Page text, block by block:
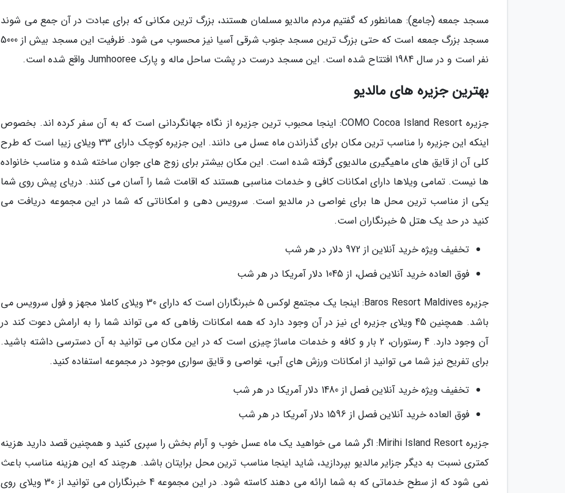
مسجد جمعه (جامع): همانطور که گفتیم مردم مالدیو مسلمان هستند، بزرگ ترین مکانی که برای عبادت در آن جمع می شوند
مسجد بزرگ جمعه است که حتی بزرگ ترین مسجد جنوب شرقی آسیا نیز محسوب می شود. ظرفیت این مسجد بیش از 5000
نفر است و در سال 1984 افتتاح شده است. این مسجد درست در پشت ساحل ماله و پارک Jumhooree واقع شده است.
بهترین جزیره های مالدیو
جزیره COMO Cocoa Island Resort: اینجا محبوب ترین جزیره از نگاه جهانگردانی است که به آن سفر کرده اند. بخصوص
اینکه این جزیره را مناسب ترین مکان برای گذراندن ماه عسل می دانند. این جزیره کوچک دارای 33 ویلای زیبا است که طرح
کلی آن از قایق های ماهیگیری مالدیوی گرفته شده است. این مکان بیشتر برای زوج های جوان ساخته شده و مناسب خانواده
ها نیست. تمامی ویلاها دارای امکانات کافی و خدمات مناسبی هستند که اقامت شما را آسان می کنند. دریای پیش روی شما
یکی از مناسب ترین محل ها برای غواصی در مالدیو است. سرویس دهی و امکاناتی که شما در این مجموعه دریافت می
کنید در حد یک هتل 5 خبرنگاران است.
تخفیف ویژه خرید آنلاین از 972 دلار در هر شب
فوق العاده خرید آنلاین فصل، از 1045 دلار آمریکا در هر شب
جزیره Baros Resort Maldives: اینجا یک مجتمع لوکس 5 خبرنگاران است که دارای 30 ویلای کاملا مجهز و فول سرویس می
باشد. همچنین 45 ویلای جزیره ای نیز در آن وجود دارد که همه امکانات رفاهی که می تواند شما را به ارامش دعوت کند در
آن وجود دارد. 4 رستوران، 2 بار و کافه و خدمات ماساژ چیزی است که در این مکان می توانید به آن دسترسی داشته باشید.
برای تفریح نیز شما می توانید از امکانات ورزش های آبی، غواصی و قایق سواری موجود در مجموعه استفاده کنید.
تخفیف ویژه خرید آنلاین فصل از 1480 دلار آمریکا در هر شب
فوق العاده خرید آنلاین فصل از 1596 دلار آمریکا در هر شب
جزیره Mirihi Island Resort: اگر شما می خواهید یک ماه عسل خوب و آرام بخش را سپری کنید و همچنین قصد دارید هزینه
کمتری نسبت به دیگر جزایر مالدیو بپردازید، شاید اینجا مناسب ترین محل برایتان باشد. هرچند که این هزینه مناسب باعث
نمی شود که از سطح خدماتی که به شما ارائه می دهند کاسته شود. در این مجموعه 4 خبرنگاران می توانید از 30 ویلای روی